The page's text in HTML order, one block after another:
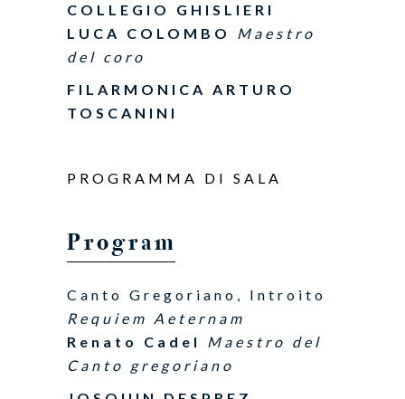
COLLEGIO GHISLIERI
LUCA COLOMBO
Maestro
del coro
FILARMONICA ARTURO
TOSCANINI
PROGRAMMA DI SALA
Program
Canto Gregoriano, Introito
Requiem Aeternam
Renato Cadel Maestro del
Canto gregoriano